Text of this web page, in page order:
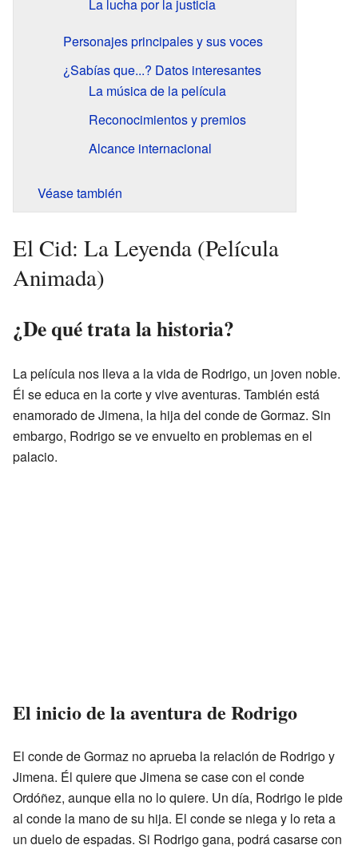
La lucha por la justicia
Personajes principales y sus voces
¿Sabías que...? Datos interesantes
La música de la película
Reconocimientos y premios
Alcance internacional
Véase también
El Cid: La Leyenda (Película
Animada)
¿De qué trata la historia?
La película nos lleva a la vida de Rodrigo, un joven noble.
Él se educa en la corte y vive aventuras. También está
enamorado de Jimena, la hija del conde de Gormaz. Sin
embargo, Rodrigo se ve envuelto en problemas en el
palacio.
El inicio de la aventura de Rodrigo
El conde de Gormaz no aprueba la relación de Rodrigo y
Jimena. Él quiere que Jimena se case con el conde
Ordóñez, aunque ella no lo quiere. Un día, Rodrigo le pide
al conde la mano de su hija. El conde se niega y lo reta a
un duelo de espadas. Si Rodrigo gana, podrá casarse con